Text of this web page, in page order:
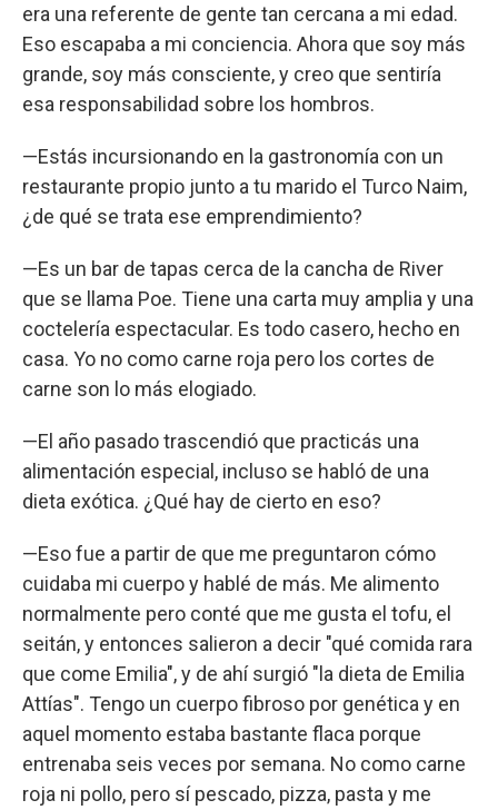
era una referente de gente tan cercana a mi edad.
Eso escapaba a mi conciencia. Ahora que soy más
grande, soy más consciente, y creo que sentiría
esa responsabilidad sobre los hombros.
—Estás incursionando en la gastronomía con un
restaurante propio junto a tu marido el Turco Naim,
¿de qué se trata ese emprendimiento?
—Es un bar de tapas cerca de la cancha de River
que se llama Poe. Tiene una carta muy amplia y una
coctelería espectacular. Es todo casero, hecho en
casa. Yo no como carne roja pero los cortes de
carne son lo más elogiado.
—El año pasado trascendió que practicás una
alimentación especial, incluso se habló de una
dieta exótica. ¿Qué hay de cierto en eso?
—Eso fue a partir de que me preguntaron cómo
cuidaba mi cuerpo y hablé de más. Me alimento
normalmente pero conté que me gusta el tofu, el
seitán, y entonces salieron a decir "qué comida rara
que come Emilia", y de ahí surgió "la dieta de Emilia
Attías". Tengo un cuerpo fibroso por genética y en
aquel momento estaba bastante flaca porque
entrenaba seis veces por semana. No como carne
roja ni pollo, pero sí pescado, pizza, pasta y me